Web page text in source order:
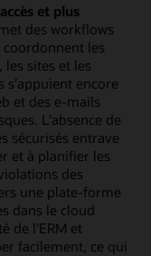
et plus
des workflows
les
les sites et les
encore
et des e-mails
L’absence de
sécurisés entrave
et à planifier les
des
une plate-forme
dans le cloud
de l'ERM et
facilement, ce qui